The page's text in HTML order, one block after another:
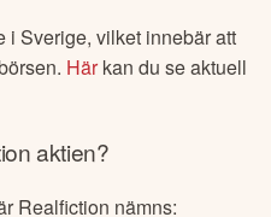
i Sverige, vilket innebär att
Härkan du se aktuell
aktien?
Realfiction nämns: